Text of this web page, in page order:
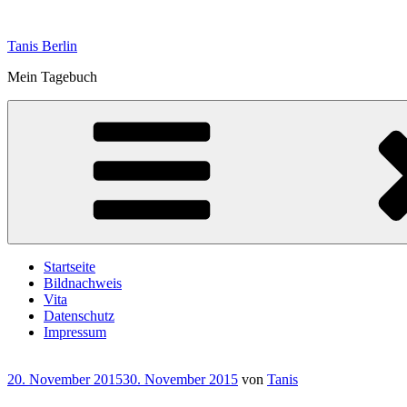
springen
Tanis Berlin
Mein Tagebuch
Startseite
Bildnachweis
Vita
Datenschutz
Impressum
Veröffentlicht
20. November 201530. November 2015 von Tanis